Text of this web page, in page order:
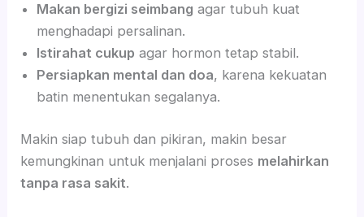
Makan bergizi seimbang agar tubuh kuat
menghadapi persalinan.
Istirahat cukup agar hormon tetap stabil.
Persiapkan mental dan doa, karena kekuatan
batin menentukan segalanya.
Makin siap tubuh dan pikiran, makin besar
kemungkinan untuk menjalani proses melahirkan
tanpa rasa sakit.